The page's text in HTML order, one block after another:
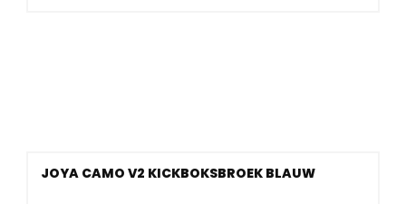
JOYA CAMO V2 KICKBOKSBROEK BLAUW